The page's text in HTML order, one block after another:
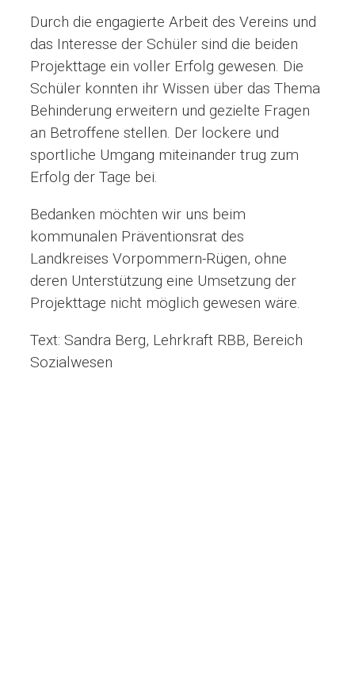
Durch die engagierte Arbeit des Vereins und
das Interesse der Schüler sind die beiden
Projekttage ein voller Erfolg gewesen. Die
Schüler konnten ihr Wissen über das Thema
Behinderung erweitern und gezielte Fragen
an Betroffene stellen. Der lockere und
sportliche Umgang miteinander trug zum
Erfolg der Tage bei.
Bedanken möchten wir uns beim
kommunalen Präventionsrat des
Landkreises Vorpommern-Rügen, ohne
deren Unterstützung eine Umsetzung der
Projekttage nicht möglich gewesen wäre.
Text: Sandra Berg, Lehrkraft RBB, Bereich
Sozialwesen